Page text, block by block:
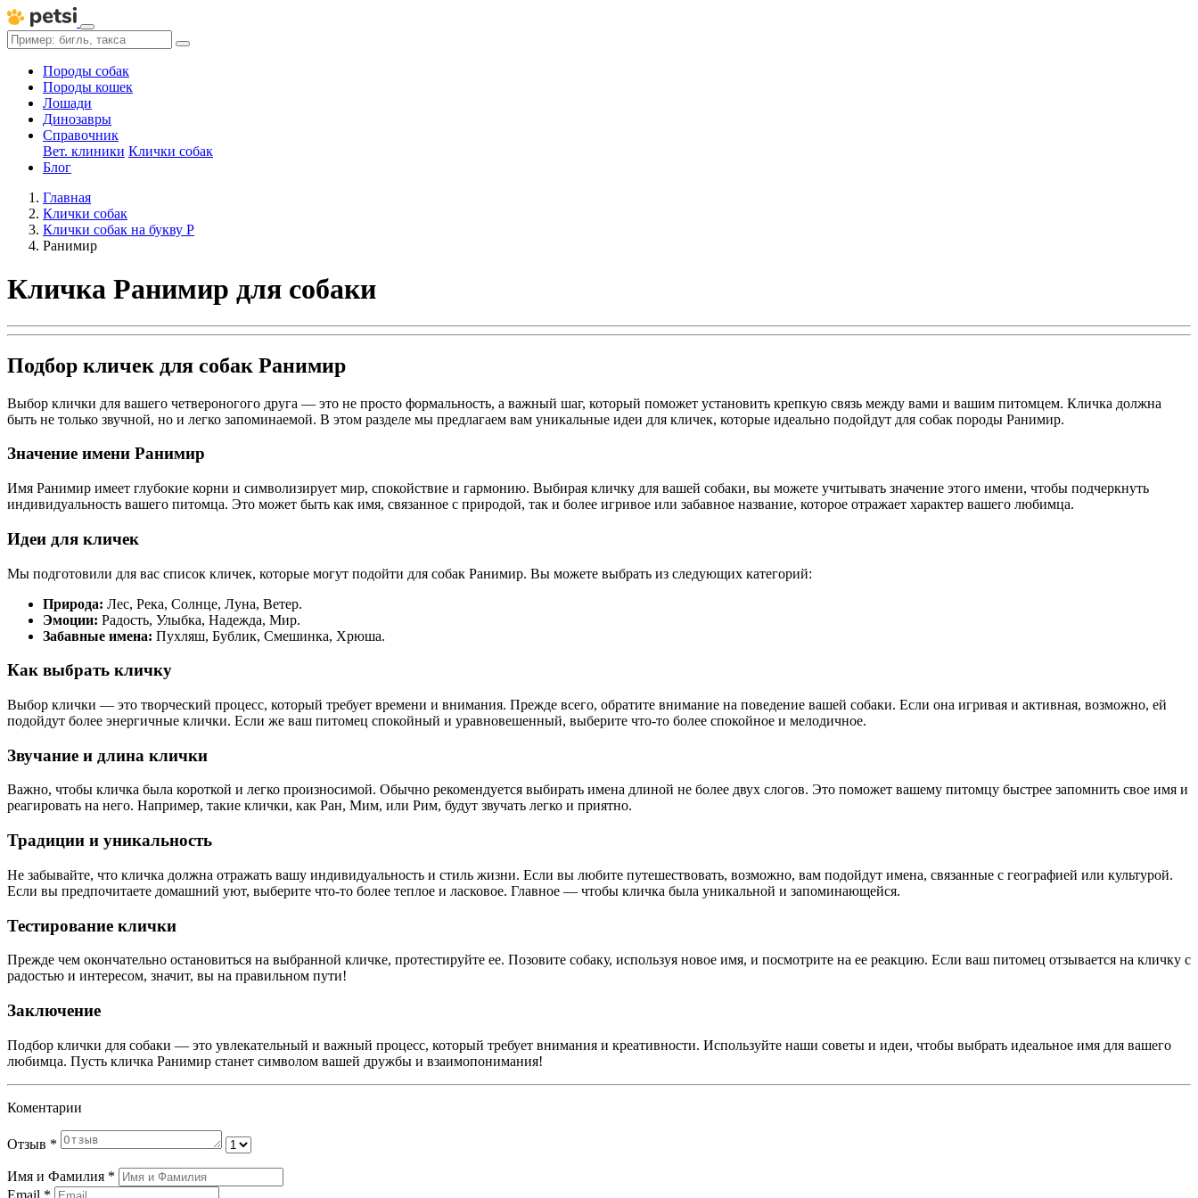
Породы собак
Породы кошек
Лошади
Динозавры
Справочник
Вет. клиники Клички собак
Блог
Главная
Клички собак
Клички собак на букву Р
Ранимир
Кличка Ранимир для собаки
Подбор кличек для собак Ранимир
Выбор клички для вашего четвероногого друга — это не просто формальность, а важный шаг, который поможет установить крепкую связь между вами и вашим питомцем. Кличка должна
быть не только звучной, но и легко запоминаемой. В этом разделе мы предлагаем вам уникальные идеи для кличек, которые идеально подойдут для собак породы Ранимир.
Значение имени Ранимир
Имя Ранимир имеет глубокие корни и символизирует мир, спокойствие и гармонию. Выбирая кличку для вашей собаки, вы можете учитывать значение этого имени, чтобы подчеркнуть
индивидуальность вашего питомца. Это может быть как имя, связанное с природой, так и более игривое или забавное название, которое отражает характер вашего любимца.
Идеи для кличек
Мы подготовили для вас список кличек, которые могут подойти для собак Ранимир. Вы можете выбрать из следующих категорий:
Природа: Лес, Река, Солнце, Луна, Ветер.
Эмоции: Радость, Улыбка, Надежда, Мир.
Забавные имена: Пухляш, Бублик, Смешинка, Хрюша.
Как выбрать кличку
Выбор клички — это творческий процесс, который требует времени и внимания. Прежде всего, обратите внимание на поведение вашей собаки. Если она игривая и активная, возможно, ей
подойдут более энергичные клички. Если же ваш питомец спокойный и уравновешенный, выберите что-то более спокойное и мелодичное.
Звучание и длина клички
Важно, чтобы кличка была короткой и легко произносимой. Обычно рекомендуется выбирать имена длиной не более двух слогов. Это поможет вашему питомцу быстрее запомнить свое имя и
реагировать на него. Например, такие клички, как Ран, Мим, или Рим, будут звучать легко и приятно.
Традиции и уникальность
Не забывайте, что кличка должна отражать вашу индивидуальность и стиль жизни. Если вы любите путешествовать, возможно, вам подойдут имена, связанные с географией или культурой.
Если вы предпочитаете домашний уют, выберите что-то более теплое и ласковое. Главное — чтобы кличка была уникальной и запоминающейся.
Тестирование клички
Прежде чем окончательно остановиться на выбранной кличке, протестируйте ее. Позовите собаку, используя новое имя, и посмотрите на ее реакцию. Если ваш питомец отзывается на кличку с
радостью и интересом, значит, вы на правильном пути!
Заключение
Подбор клички для собаки — это увлекательный и важный процесс, который требует внимания и креативности. Используйте наши советы и идеи, чтобы выбрать идеальное имя для вашего
любимца. Пусть кличка Ранимир станет символом вашей дружбы и взаимопонимания!
Коментарии
Отзыв *
Имя и Фамилия *
Email *